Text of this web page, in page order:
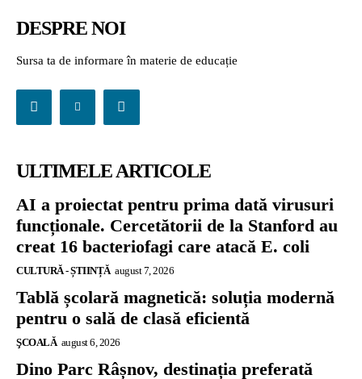
DESPRE NOI
Sursa ta de informare în materie de educație
ULTIMELE ARTICOLE
AI a proiectat pentru prima dată virusuri
funcționale. Cercetătorii de la Stanford au
creat 16 bacteriofagi care atacă E. coli
CULTURĂ - ȘTIINȚĂ august 7, 2026
Tablă școlară magnetică: soluția modernă
pentru o sală de clasă eficientă
ŞCOALĂ august 6, 2026
Dino Parc Râșnov, destinația preferată